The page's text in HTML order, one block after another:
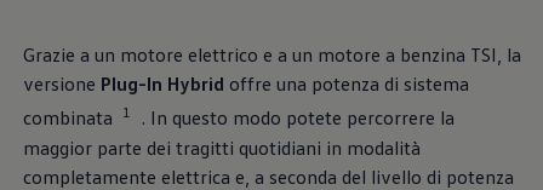
Grazie a un motore elettrico e a un motore a benzina TSI, la
versione Plug-In Hybrid offre una potenza di sistema
combinata
1
. In questo modo potete percorrere la
maggior parte dei tragitti quotidiani in modalità
completamente elettrica e, a seconda del livello di potenza